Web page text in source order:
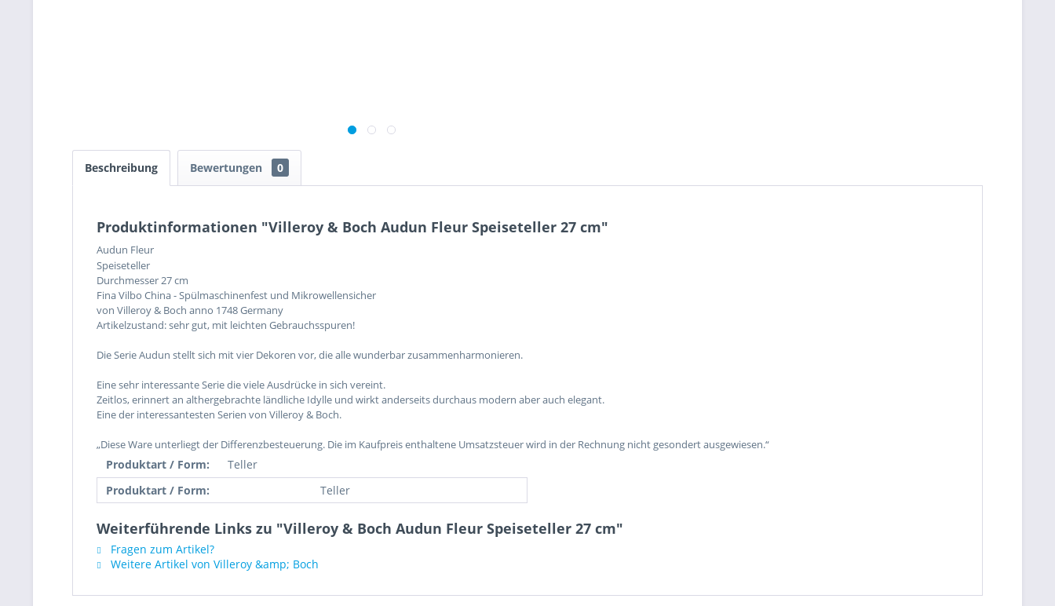
Beschreibung Bewertungen 0
Produktinformationen "Villeroy & Boch Audun Fleur Speiseteller 27 cm"
Audun Fleur
Speiseteller
Durchmesser 27 cm
Fina Vilbo China - Spülmaschinenfest und Mikrowellensicher
von Villeroy & Boch anno 1748 Germany
Artikelzustand: sehr gut, mit leichten Gebrauchsspuren!
Die Serie Audun stellt sich mit vier Dekoren vor, die alle wunderbar zusammenharmonieren.
Eine sehr interessante Serie die viele Ausdrücke in sich vereint.
Zeitlos, erinnert an althergebrachte ländliche Idylle und wirkt anderseits durchaus modern aber auch elegant.
Eine der interessantesten Serien von Villeroy & Boch.
„Diese Ware unterliegt der Differenzbesteuerung. Die im Kaufpreis enthaltene Umsatzsteuer wird in der Rechnung nicht gesondert ausgewiesen.“
Produktart / Form:
Teller
Produktart / Form:
Teller
Weiterführende Links zu "Villeroy & Boch Audun Fleur Speiseteller 27 cm"
Fragen zum Artikel?
Weitere Artikel von Villeroy &amp; Boch